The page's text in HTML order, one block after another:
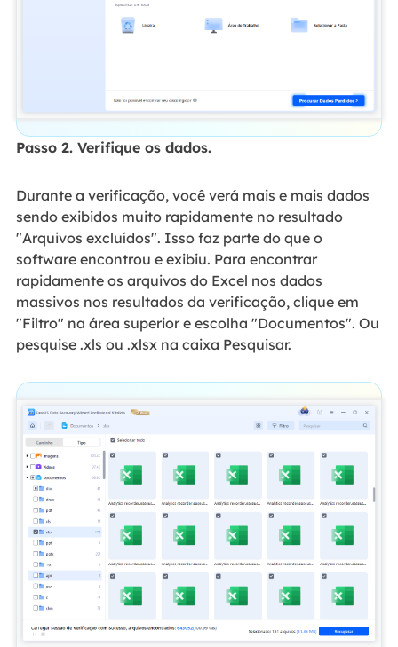
Passo 2. Verifique os dados.
Durante a verificação, você verá mais e mais dados
sendo exibidos muito rapidamente no resultado
"Arquivos excluídos". Isso faz parte do que o
software encontrou e exibiu. Para encontrar
rapidamente os arquivos do Excel nos dados
massivos nos resultados da verificação, clique em
"Filtro" na área superior e escolha "Documentos". Ou
pesquise .xls ou .xlsx na caixa Pesquisar.